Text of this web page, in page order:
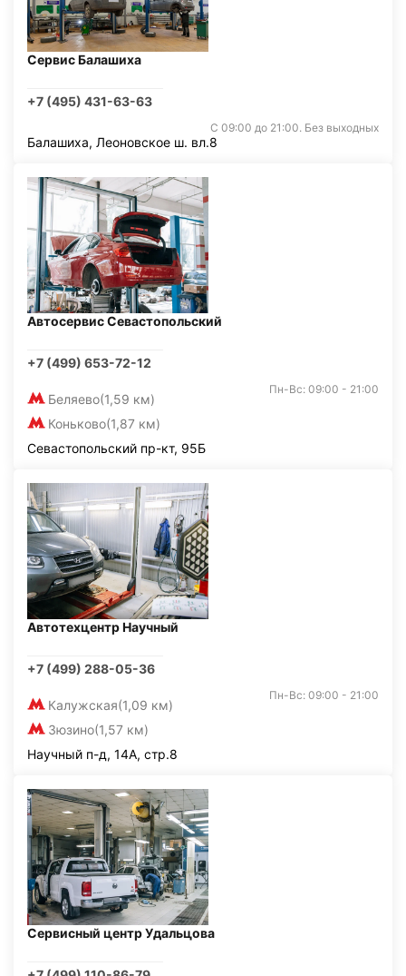
Сервис Балашиха
+7 (495) 431-63-63
С 09:00 до 21:00. Без выходных
Балашиха, Леоновское ш. вл.8
Автосервис Севастопольский
+7 (499) 653-72-12
Беляево(1,59 км)
Коньково(1,87 км)
Пн-Вс: 09:00 - 21:00
Севастопольский пр-кт, 95Б
Автотехцентр Научный
+7 (499) 288-05-36
Калужская(1,09 км)
Зюзино(1,57 км)
Пн-Вс: 09:00 - 21:00
Научный п-д, 14А, стр.8
Сервисный центр Удальцова